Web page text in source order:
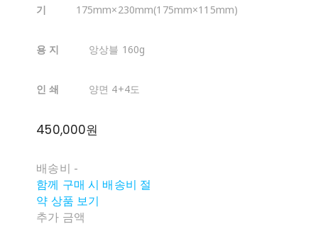
기
175mm×230mm(175mm×115mm)
용 지 앙상블 160g
인 쇄 양면 4+4도
450,000원
배송비 -
함께 구매 시 배송비 절
약 상품 보기
추가 금액